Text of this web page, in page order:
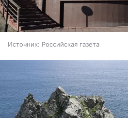
Источник: Российская газета